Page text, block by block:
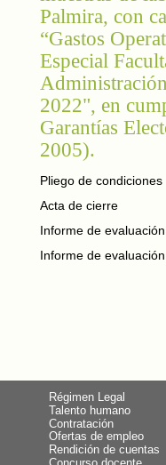
Palmira, con
“Gastos
Especial
2022", en
Garantías
2005).
Pliego de condiciones
Acta de cierre
Informe de
Informe de
Régimen Legal
Talento humano
Contratación
Ofertas de empleo
Rendición de cuentas